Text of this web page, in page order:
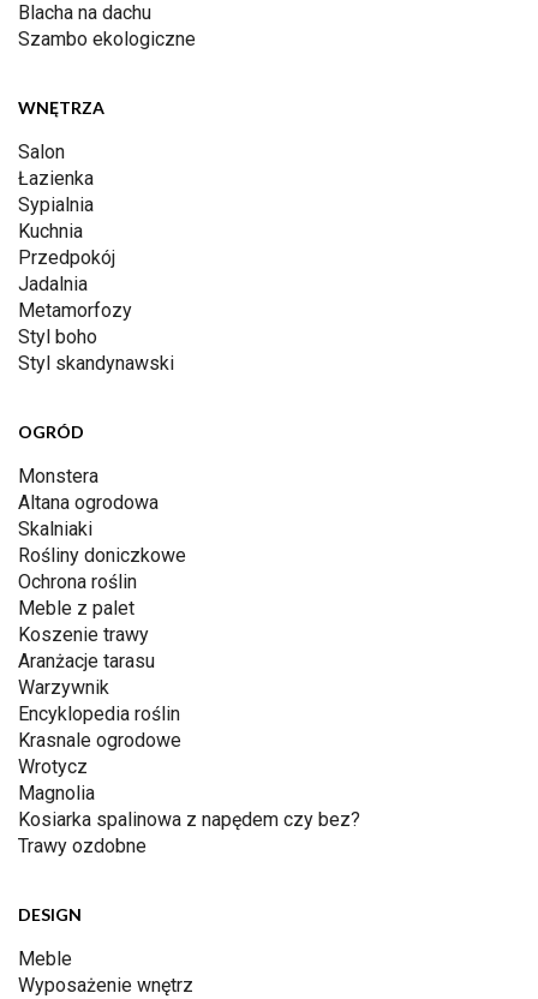
Blacha na dachu
Szambo ekologiczne
WNĘTRZA
Salon
Łazienka
Sypialnia
Kuchnia
Przedpokój
Jadalnia
Metamorfozy
Styl boho
Styl skandynawski
OGRÓD
Monstera
Altana ogrodowa
Skalniaki
Rośliny doniczkowe
Ochrona roślin
Meble z palet
Koszenie trawy
Aranżacje tarasu
Warzywnik
Encyklopedia roślin
Krasnale ogrodowe
Wrotycz
Magnolia
Kosiarka spalinowa z napędem czy bez?
Trawy ozdobne
DESIGN
Meble
Wyposażenie wnętrz